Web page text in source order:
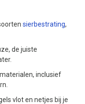
sierbestrating,
de juiste
inclusief
vlot en netjes bij je